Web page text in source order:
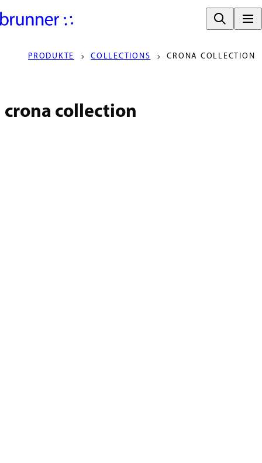
PRODUKTE COLLECTIONS CRONA COLLECTION
crona collection